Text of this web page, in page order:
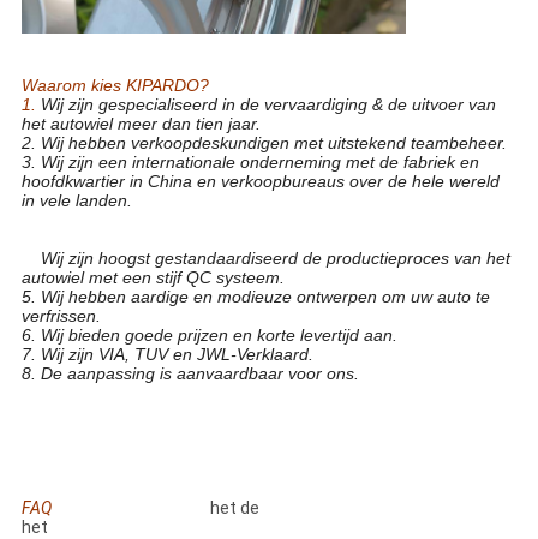
Waarom kies KIPARDO?
1. Wij zijn gespecialiseerd in de vervaardiging & de uitvoer van
het autowiel meer dan tien jaar.
2. Wij hebben verkoopdeskundigen met uitstekend teambeheer.
3. Wij zijn een internationale onderneming met de fabriek en
hoofdkwartier in China en verkoopbureaus over de hele wereld
in vele landen.
Wij zijn hoogst gestandaardiseerd de productieproces van het
autowiel met een stijf QC systeem.
5. Wij hebben aardige en modieuze ontwerpen om uw auto te
verfrissen.
6. Wij bieden goede prijzen en korte levertijd aan.
7. Wij zijn VIA, TUV en JWL-Verklaard.
8. De aanpassing is aanvaardbaar voor ons.
FAQ19duimgesmedevan het de
het